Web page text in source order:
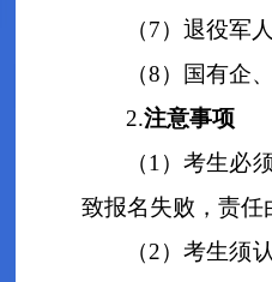
（7）退役军
（8）国有企
2.注意事项
（1 ）考生必
致报名失败，责任
（2）考生须